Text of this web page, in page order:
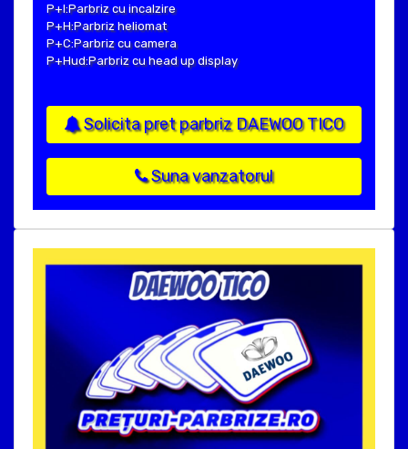
P+I:Parbriz cu incalzire
P+H:Parbriz heliomat
P+C:Parbriz cu camera
P+Hud:Parbriz cu head up display
Solicita pret parbriz DAEWOO TICO
Suna vanzatorul